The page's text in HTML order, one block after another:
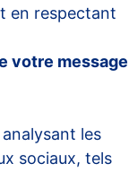
en respectant
votre message
les
sociaux, tels